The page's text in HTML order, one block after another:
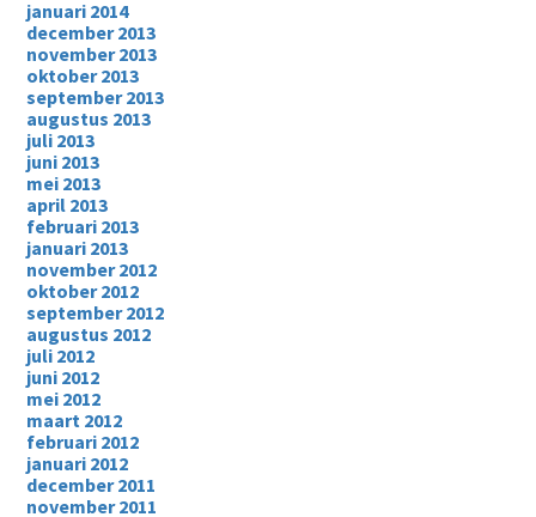
januari 2014
december 2013
november 2013
oktober 2013
september 2013
augustus 2013
juli 2013
juni 2013
mei 2013
april 2013
februari 2013
januari 2013
november 2012
oktober 2012
september 2012
augustus 2012
juli 2012
juni 2012
mei 2012
maart 2012
februari 2012
januari 2012
december 2011
november 2011